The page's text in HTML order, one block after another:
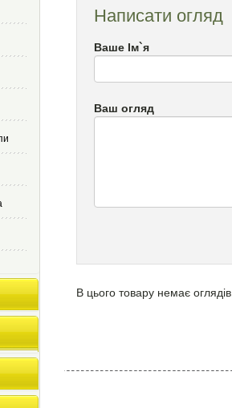
Написати огляд
Ваше Ім`я
Ваш огляд
В цього товару немає оглядів.